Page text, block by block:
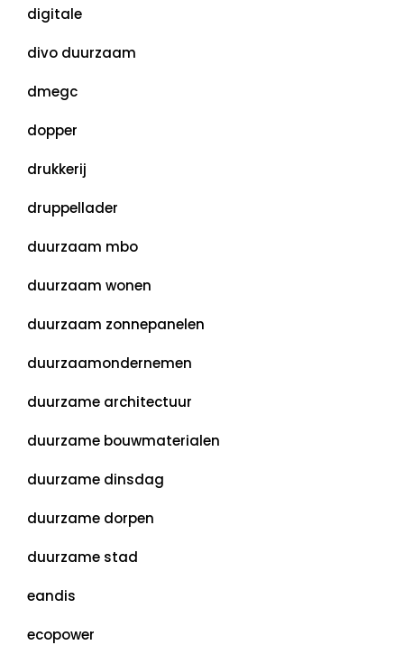
digitale
divo duurzaam
dmegc
dopper
drukkerij
druppellader
duurzaam mbo
duurzaam wonen
duurzaam zonnepanelen
duurzaamondernemen
duurzame architectuur
duurzame bouwmaterialen
duurzame dinsdag
duurzame dorpen
duurzame stad
eandis
ecopower